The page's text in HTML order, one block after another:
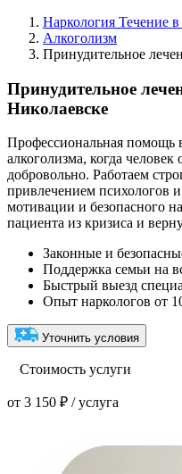
Наркология Течение
Алкоголизм
Принудительное
Принудительное
Николаевске
Профессиональная помощь
алкоголизма, когда
добровольно. Работаем
привлечением психологов
мотивации и безопасного
пациента из кризиса и
Законные и
Поддержка семьи на
Быстрый выезд
Опыт наркологов от
Уточнить условия
Стоимость услуги
от 3 150 ₽ / услуга